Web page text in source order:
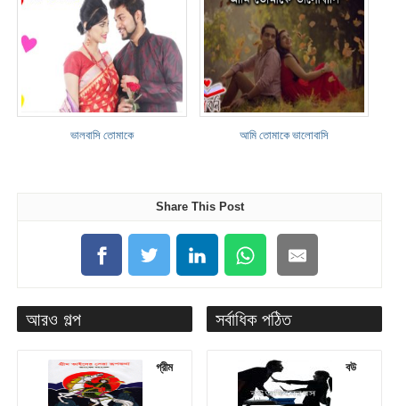
ভালবাসি তোমাকে আমি তোমাকে ভালোবাসি
Share This Post
আরও গল্প
গ্রীম
সর্বাধিক পঠিত
বউ